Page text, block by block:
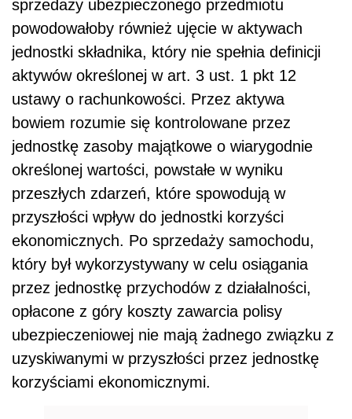
sprzedaży ubezpieczonego przedmiotu
powodowałoby również ujęcie w aktywach
jednostki składnika, który nie spełnia definicji
aktywów określonej w art. 3 ust. 1 pkt 12
ustawy o rachunkowości. Przez aktywa
bowiem rozumie się kontrolowane przez
jednostkę zasoby majątkowe o wiarygodnie
określonej wartości, powstałe w wyniku
przeszłych zdarzeń, które spowodują w
przyszłości wpływ do jednostki korzyści
ekonomicznych. Po sprzedaży samochodu,
który był wykorzystywany w celu osiągania
przez jednostkę przychodów z działalności,
opłacone z góry koszty zawarcia polisy
ubezpieczeniowej nie mają żadnego związku z
uzyskiwanymi w przyszłości przez jednostkę
korzyściami ekonomicznymi.